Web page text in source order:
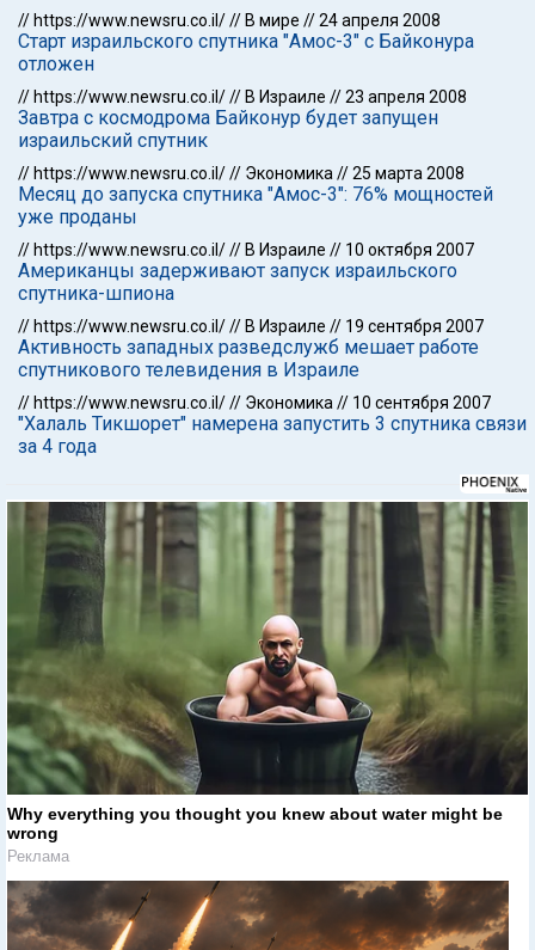
// https://www.newsru.co.il/// В мире //24 апреля 2008
Старт израильского спутника "Амос-3" с Байконура
отложен
// https://www.newsru.co.il/// В Израиле //23 апреля 2008
Завтра с космодрома Байконур будет запущен
израильский спутник
// https://www.newsru.co.il/// Экономика //25 марта 2008
Месяц до запуска спутника "Амос-3": 76% мощностей
уже проданы
// https://www.newsru.co.il/// В Израиле // 10 октября 2007
Американцы задерживают запуск израильского
спутника-шпиона
// https://www.newsru.co.il/// В Израиле // 19 сентября 2007
Активность западных разведслужб мешает работе
спутникового телевидения в Израиле
// https://www.newsru.co.il/// Экономика // 10 сентября 2007
"Халаль Тикшорет" намерена запустить 3 спутника связи
за 4 года
Why everything you thought you knew about water might be
wrong
Реклама